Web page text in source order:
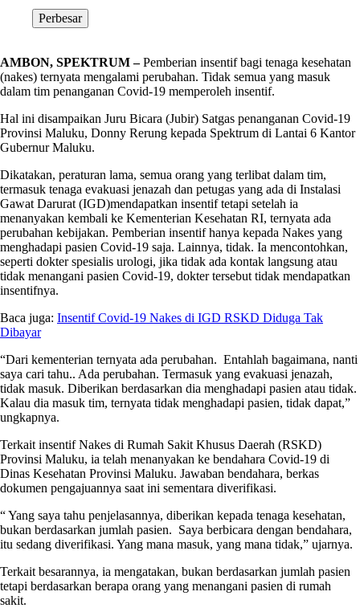
Perbesar
AMBON, SPEKTRUM –Pemberian insentif bagi tenaga kesehatan
(nakes) ternyata mengalami perubahan. Tidak semua yang masuk
dalam tim penanganan Covid-19 memperoleh insentif.
Hal ini disampaikan Juru Bicara (Jubir) Satgas penanganan Covid-19
Provinsi Maluku, Donny Rerung kepada Spektrum di Lantai 6 Kantor
Gubernur Maluku.
Dikatakan, peraturan lama, semua orang yang terlibat dalam tim,
termasuk tenaga evakuasi jenazah dan petugas yang ada di Instalasi
Gawat Darurat (IGD)mendapatkan insentif tetapi setelah ia
menanyakan kembali ke Kementerian Kesehatan RI, ternyata ada
perubahan kebijakan. Pemberian insentif hanya kepada Nakes yang
menghadapi pasien Covid-19 saja. Lainnya, tidak. Ia mencontohkan,
seperti dokter spesialis urologi, jika tidak ada kontak langsung atau
tidak menangani pasien Covid-19, dokter tersebut tidak mendapatkan
insentifnya.
Baca juga: Insentif Covid-19 Nakes di IGD RSKD Diduga Tak
Dibayar
“Dari kementerian ternyata ada perubahan. Entahlah bagaimana, nanti
saya cari tahu.. Ada perubahan. Termasuk yang evakuasi jenazah,
tidak masuk. Diberikan berdasarkan dia menghadapi pasien atau tidak.
Kalau dia masuk tim, ternyata tidak menghadapi pasien, tidak dapat,”
ungkapnya.
Terkait insentif Nakes di Rumah Sakit Khusus Daerah (RSKD)
Provinsi Maluku, ia telah menanyakan ke bendahara Covid-19 di
Dinas Kesehatan Provinsi Maluku. Jawaban bendahara, berkas
dokumen pengajuannya saat ini sementara diverifikasi.
“ Yang saya tahu penjelasannya, diberikan kepada tenaga kesehatan,
bukan berdasarkan jumlah pasien. Saya berbicara dengan bendahara,
itu sedang diverifikasi. Yang mana masuk, yang mana tidak,” ujarnya.
Terkait besarannya, ia mengatakan, bukan berdasarkan jumlah pasien
tetapi berdasarkan berapa orang yang menangani pasien di rumah
sakit.